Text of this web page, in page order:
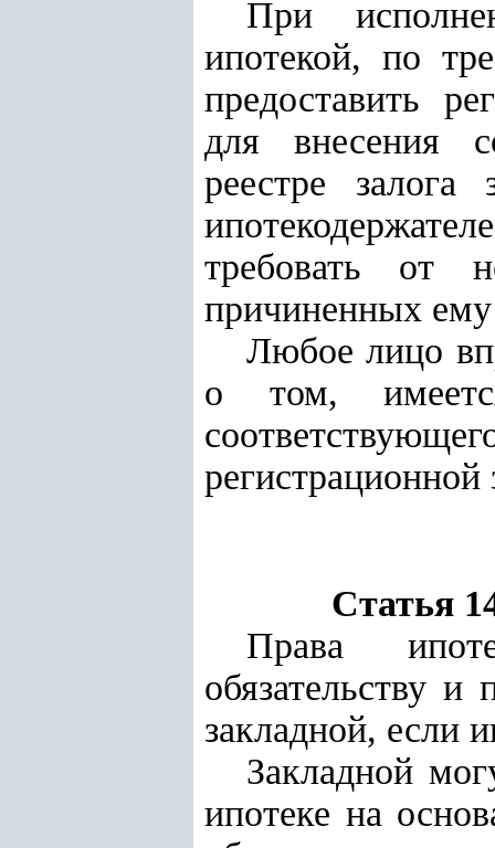
При
ипотекой, по
предоставить
для внесения
реестре
требовать от
причиненных
Любое лицо
о том,
регистрационной
Статья
Права
обязательству
закладной, если
Закладной
ипотеке на